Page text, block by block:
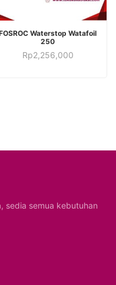
TAMBAH KE KERANJANG
Waterstop Watafoil
250
Rp2,256,000
sedia semua kebutuhan